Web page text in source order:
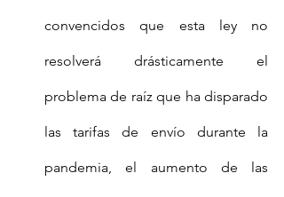
convencidos que esta ley no
resolverá drásticamente el
problema de raíz que ha disparado
las tarifas de envío durante la
pandemia, el aumento de las